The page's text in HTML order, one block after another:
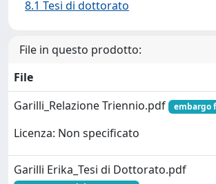
8.1 Tesi di dottorato
File in questo prodotto:
File
Garilli_Relazione Triennio.pdf
embargo
Licenza: Non specificato
Garilli Erika_Tesi di Dottorato.pdf